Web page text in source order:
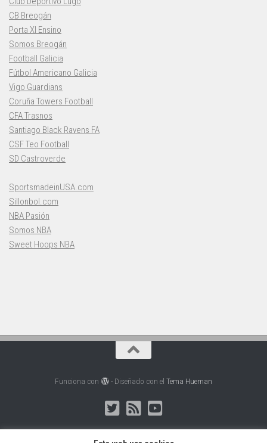
CB Breogán
Porta XI Ensino
Somos Breogán
Football Galicia
Fútbol Americano Galicia
Vigo Guardians
Coruña Towers Football
CFA Trasnos
Santiago Black Ravens FA
CSF Teo Football
SD Castroverde
SportsmadeinUSA.com
Sillonbol.com
NBA Pasión
Somos NBA
Sweet Hoops NBA
Funciona con - Diseñado con el Tema Hueman